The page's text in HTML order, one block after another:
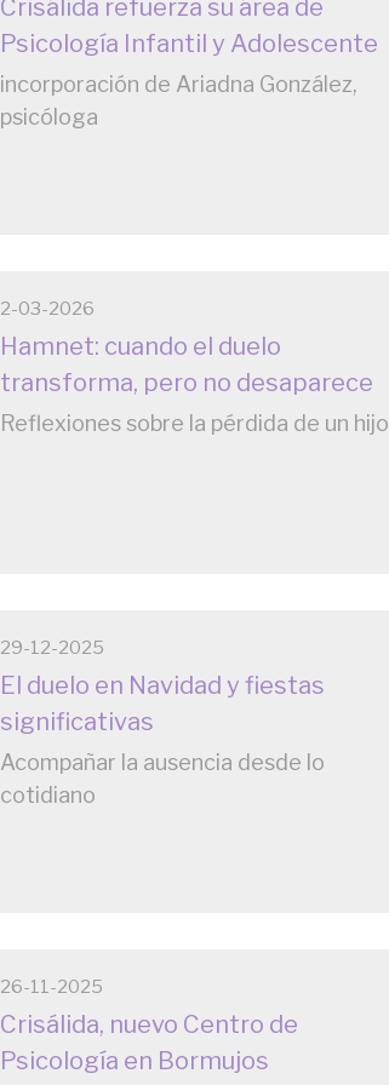
Crisálida refuerza su área de
Psicología Infantil y Adolescente
incorporación de Ariadna González,
psicóloga
2-03-2026
Hamnet: cuando el duelo
transforma, pero no desaparece
Reflexiones sobre la pérdida de un hijo
29-12-2025
El duelo en Navidad y fiestas
significativas
Acompañar la ausencia desde lo
cotidiano
26-11-2025
Crisálida, nuevo Centro de
Psicología en Bormujos